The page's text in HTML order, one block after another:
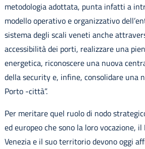
metodologia adottata, punta infatti a
modello operativo e organizzativo
sistema degli scali veneti anche
accessibilità dei porti, realizzare una
energetica, riconoscere una nuova
della security e, infine, consolidare una
Porto -città”.
Per meritare quel ruolo di nodo
ed europeo che sono la loro vocazione,
Venezia e il suo territorio devono oggi